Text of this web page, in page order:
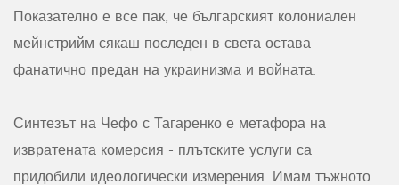
Показателно е все пак, че българският колониален
мейнстрийм сякаш последен в света остава
фанатично предан на украинизма и войната.
Синтезът на Чефо с Тагаренко е метафора на
извратената комерсия - плътските услуги са
придобили идеологически измерения. Имам тъжното